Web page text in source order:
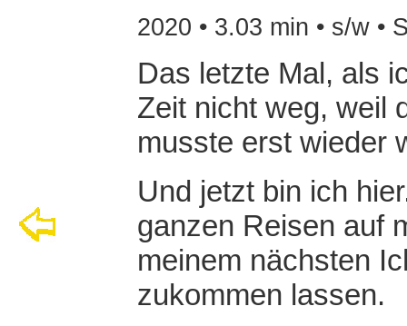
2020 • 3.03 min • s/w •
Das letzte Mal, als
Zeit nicht weg, weil
musste erst wieder
Und jetzt bin ich
ganzen Reisen auf
meinem nächsten
zukommen lassen.